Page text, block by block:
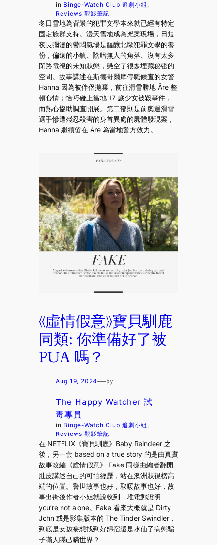
in Binge-Watch Club 追劇小組
Reviews 觀影筆記
冬日雪地為背景的犯罪文學本來就已經有特定
固定族群支持。漫天雪地成為兇案現場，日短
夜長彌漫的鬱悶氣場是醞釀北歐犯罪文學的養
份，偏遠的小鎮、陰暗無人的角落、沒有太多
閉路電視的未知狀態，懸空了很多埋藏秘密的
空間。故事講述在斯德哥爾摩停職候查的女警
Hanna 因為被伴侶拋棄，前往滑雪勝地 Åre 整
頓心情；恰巧碰上當地 17 歲少女被殺事件，
而熱心協助調查開展。第二部則是前奧運滑雪
選手慘遭殘忍殺害的身首異處的屍體發現案，
Hanna 繼續留在 Åre 為當地警方效力。
《虛情假意》寶貝馴鹿
同類: 你準備好了被
PUA 嗎？
Aug 19, 2024—by
The Happy Watcher 試
毒專員
in Binge-Watch Club 追劇小組
Reviews 觀影筆記
在 NETFLIX《寶貝馴鹿》Baby Reindeer 之
後，另一套 based on a true story 的是由真實
故事改編《虛情假意》 Fake 同樣由編者翻開
肚皮講述自己的可怕經歷，站在澳洲狀視榜高
端的位置。警世故事也好，取暖故事也好，故
事出街後作者小姐就說收到一堆電郵證明
you’re not alone。Fake 看來大概就是 Dirty
John 或是影集版本的 The Tinder Swindler，
到底是女孩妄想找到好歸宿還是水仙子病態騙
子瞞人瞞己瞞世界？